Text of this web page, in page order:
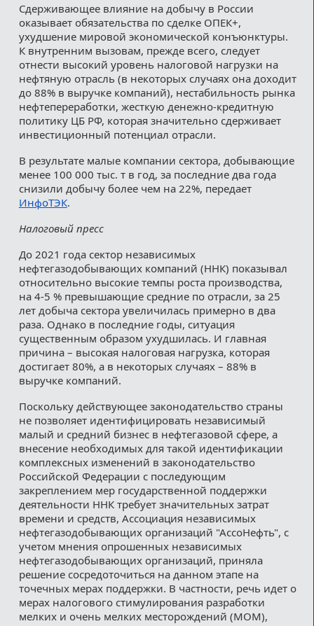
Сдерживающее влияние на добычу в России
оказывает обязательства по сделке ОПЕК+,
ухудшение мировой экономической конъюнктуры.
К внутренним вызовам, прежде всего, следует
отнести высокий уровень налоговой нагрузки на
нефтяную отрасль (в некоторых случаях она доходит
до 88% в выручке компаний), нестабильность рынка
нефтепереработки, жесткую денежно-кредитную
политику ЦБ РФ, которая значительно сдерживает
инвестиционный потенциал отрасли.
В результате малые компании сектора, добывающие
менее 100 000 тыс. т в год, за последние два года
снизили добычу более чем на 22%, передает
ИнфоТЭК.
Налоговый пресс
До 2021 года сектор независимых
нефтегазодобывающих компаний (ННК) показывал
относительно высокие темпы роста производства,
на 4-5 % превышающие средние по отрасли, за 25
лет добыча сектора увеличилась примерно в два
раза. Однако в последние годы, ситуация
существенным образом ухудшилась. И главная
причина – высокая налоговая нагрузка, которая
достигает 80%, а в некоторых случаях – 88% в
выручке компаний.
Поскольку действующее законодательство страны
не позволяет идентифицировать независимый
малый и средний бизнес в нефтегазовой сфере, а
внесение необходимых для такой идентификации
комплексных изменений в законодательство
Российской Федерации с последующим
закреплением мер государственной поддержки
деятельности ННК требует значительных затрат
времени и средств, Ассоциация независимых
нефтегазодобывающих организаций "АссоНефть", с
учетом мнения опрошенных независимых
нефтегазодобывающих организаций, приняла
решение сосредоточиться на данном этапе на
точечных мерах поддержки. В частности, речь идет о
мерах налогового стимулирования разработки
мелких и очень мелких месторождений (МОМ),